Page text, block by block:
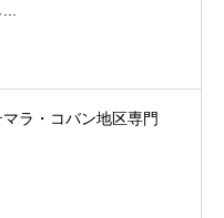
ラ・コバン地区専門